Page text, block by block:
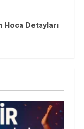
Hoca Detayları